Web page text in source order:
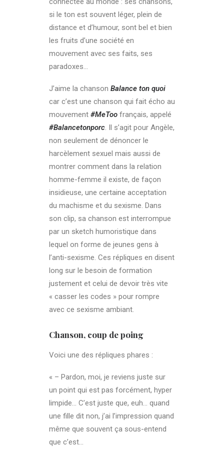
si le ton est souvent léger, plein de
distance et d’humour, sont bel et bien
les fruits d’une société en
mouvement avec ses faits, ses
paradoxes…
J’aime la chanson Balance ton quoi
car c’est une chanson qui fait écho au
mouvement #MeToo français, appelé
#Balancetonporc. Il s’agit pour Angèle,
non seulement de dénoncer le
harcèlement sexuel mais aussi de
montrer comment dans la relation
homme-femme il existe, de façon
insidieuse, une certaine acceptation
du machisme et du sexisme. Dans
son clip, sa chanson est interrompue
par un sketch humoristique dans
lequel on forme de jeunes gens à
l’anti-sexisme. Ces répliques en disent
long sur le besoin de formation
justement et celui de devoir très vite
« casser les codes » pour rompre
avec ce sexisme ambiant.
Chanson, coup de poing
Voici une des répliques phares :
« – Pardon, moi, je reviens juste sur
un point qui est pas forcément, hyper
limpide… C’est juste que, euh… quand
une fille dit non, j’ai l’impression quand
même que souvent ça sous-entend
que c’est…